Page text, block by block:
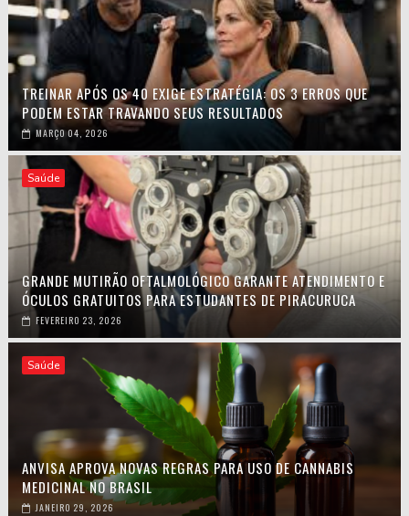
TREINAR APÓS OS 40 EXIGE ESTRATÉGIA: OS 3 ERROS QUE
PODEM ESTAR TRAVANDO SEUS RESULTADOS
MARÇO 04, 2026
Saúde
GRANDE MUTIRÃO OFTALMOLÓGICO GARANTE ATENDIMENTO E
ÓCULOS GRATUITOS PARA ESTUDANTES DE PIRACURUCA
FEVEREIRO 23, 2026
Saúde
ANVISA APROVA NOVAS REGRAS PARA USO DE CANNABIS
MEDICINAL NO BRASIL
JANEIRO 29, 2026